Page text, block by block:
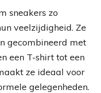
sneakers zo
veelzijdigheid. Ze
gecombineerd met
een T-shirt tot een
ze ideaal voor
gelegenheden.